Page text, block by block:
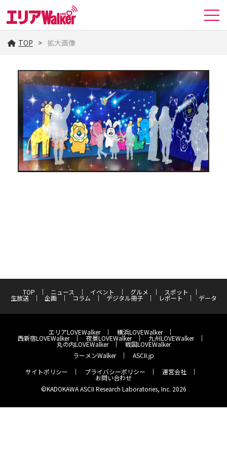
TOP 拡大画像
TOP ニュース イベント グルメ スポット
生放送 企画 コラム デジタル冊子 レポート データ
エリアLOVEWalker 横浜LOVEWalker
西新宿LOVEWalker 夜景LOVEWalker 九州LOVEWalker
丸の内LOVEWalker
戦国LOVEWalker
ラーメンWalker
ASCII.jp
サイトポリシー
プライバシーポリシー 運営会社
お問い合わせ
©KADOKAWA ASCII Research Laboratories, Inc. 2026